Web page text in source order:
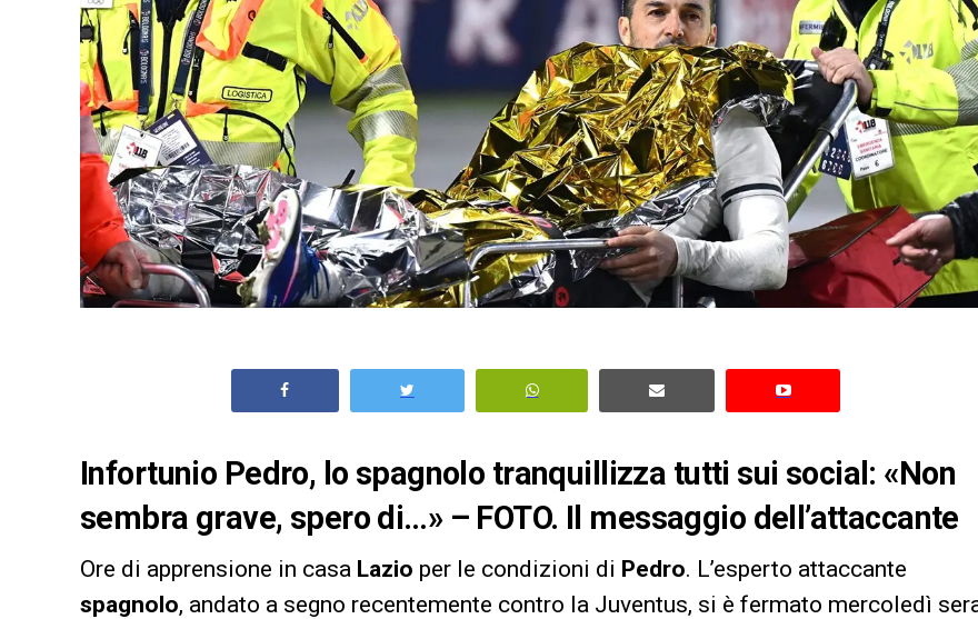
Infortunio Pedro, lo spagnolo tranquillizza tutti sui social: «Non
sembra grave, spero di…» – FOTO. Il messaggio dell’attaccante
Ore di apprensione in casa Lazio per le condizioni di Pedro. L’esperto attaccante
spagnolo, andato a segno recentemente contro la Juventus, si è fermato mercoledì